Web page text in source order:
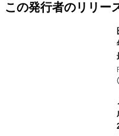
この発行者のリリー